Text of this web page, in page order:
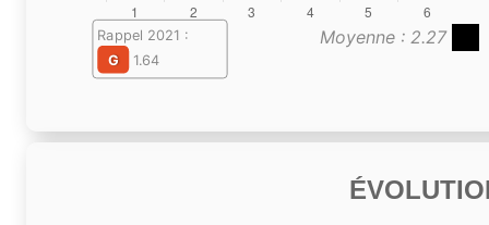
Moyenne : 2.27
Rappel 2021 :
G
1.64